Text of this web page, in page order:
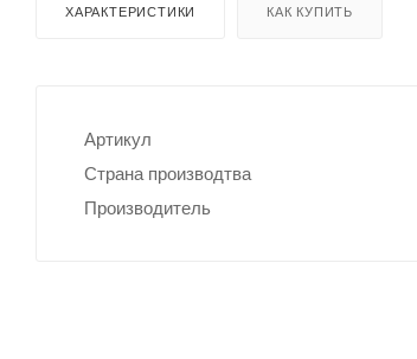
ХАРАКТЕРИСТИКИ КАК КУПИТЬ
Артикул
Страна производтва
Производитель